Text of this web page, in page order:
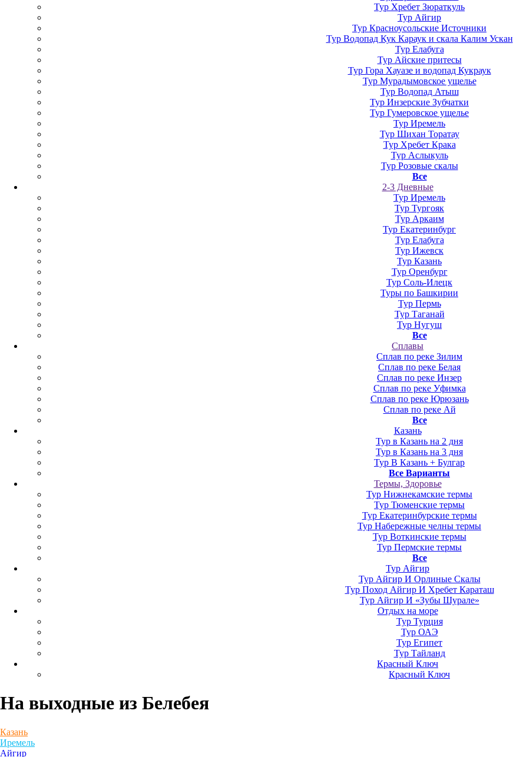
Тур Хребет Зюраткуль
Тур Айгир
Тур Красноусольские Источники
Тур Водопад Кук Караук и скала Калим Ускан
Тур Елабуга
Тур Айские притесы
Тур Гора Хауазе и водопад Кукраук
Тур Мурадымовское ущелье
Тур Водопад Атыш
Тур Инзерские Зубчатки
Тур Гумеровское ущелье
Тур Иремель
Тур Шихан Торатау
Тур Хребет Крака
Тур Аслыкуль
Тур Розовые скалы
Все
2-3 Дневные
Тур Иремель
Тур Тургояк
Тур Аркаим
Тур Екатеринбург
Тур Елабуга
Тур Ижевск
Тур Казань
Тур Оренбург
Тур Соль-Илецк
Туры по Башкирии
Тур Пермь
Тур Таганай
Тур Нугуш
Все
Сплавы
Сплав по реке Зилим
Сплав по реке Белая
Сплав по реке Инзер
Сплав по реке Уфимка
Сплав по реке Юрюзань
Сплав по реке Ай
Все
Казань
Тур в Казань на 2 дня
Тур в Казань на 3 дня
Тур В Казань + Булгар
Все Варианты
Термы, Здоровье
Тур Нижнекамские термы
Тур Тюменские термы
Тур Екатеринбурские термы
Тур Набережные челны термы
Тур Воткинские термы
Тур Пермские термы
Все
Тур Айгир
Тур Айгир И Орлиные Скалы
Тур Поход Айгир И Хребет Караташ
Тур Айгир И «Зубы Шурале»
Отдых на море
Тур Турция
Тур ОАЭ
Тур Египет
Тур Тайланд
Красный Ключ
Красный Ключ
На выходные из Белебея
Казань
Иремель
Айгир